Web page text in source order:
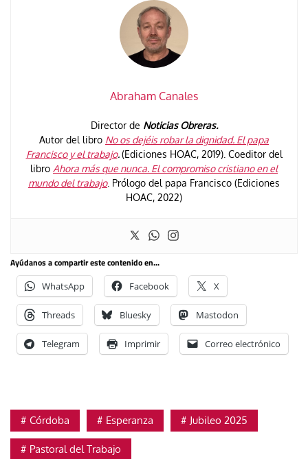
Abraham Canales
Director de Noticias Obreras.
Autor del libro No os dejéis robar la dignidad. El papa
Francisco y el trabajo.(Ediciones HOAC, 2019). Coeditor del
libro Ahora más que nunca. El compromiso cristiano en el
mundo del trabajo. Prólogo del papa Francisco (Ediciones
HOAC, 2022)
Ayúdanos a compartir este contenido en...
WhatsApp Facebook X
Threads Bluesky Mastodon
Telegram Imprimir Correo electrónico
Córdoba Esperanza Jubileo 2025
Pastoral del Trabajo